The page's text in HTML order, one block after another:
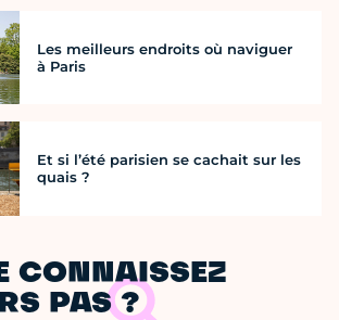
Les meilleurs endroits où naviguer
à Paris
Et si l’été parisien se cachait sur les
quais ?
CONNAISSEZ
PAS ?